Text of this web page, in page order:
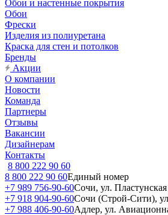
Обои и настенные покрытия
Обои
Фрески
Изделия из полиуретана
Краска для стен и потолков
Бренды
Акции
О компании
Новости
Команда
Партнеры
Отзывы
Вакансии
Дизайнерам
Контакты
8 800 222 90 60
8 800 222 90 60Единый номер
+7 989 756-90-60Сочи, ул. Пластунская
+7 918 904-90-60Сочи (Строй-Сити),
+7 988 406-90-60Адлер, ул.